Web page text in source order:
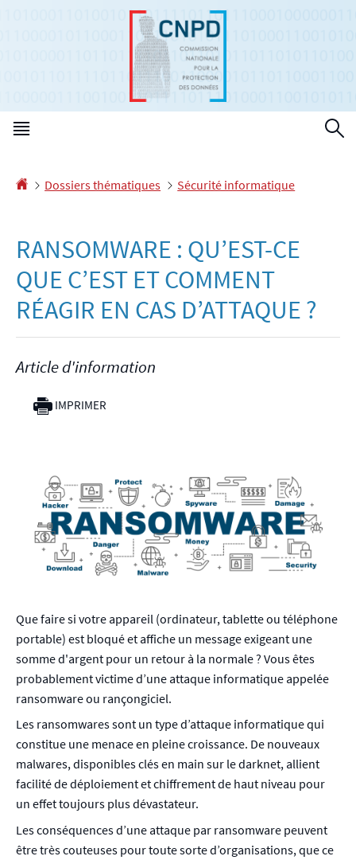
Accueil
Dossiers thématiques Sécurité informatique
RANSOMWARE : QU’EST-CE
QUE C’EST ET COMMENT
RÉAGIR EN CAS D’ATTAQUE ?
Article d'information
IMPRIMER
Que faire si votre appareil (ordinateur, tablette ou téléphone
portable) est bloqué et affiche un message exigeant une
somme d'argent pour un retour à la normale ? Vous êtes
probablement victime d’une attaque informatique appelée
ransomware ou rançongiciel.
Les ransomwares sont un type d’attaque informatique qui
constitue une menace en pleine croissance. De nouveaux
malwares, disponibles clés en main sur le darknet, allient
facilité de déploiement et chiffrement de haut niveau pour
un effet toujours plus dévastateur.
Les conséquences d’une attaque par ransomware peuvent
être très couteuses pour toute sorte d’organisations, que ce